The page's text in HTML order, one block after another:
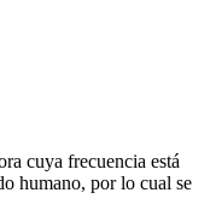
cuya frecuencia está
humano, por lo cual se